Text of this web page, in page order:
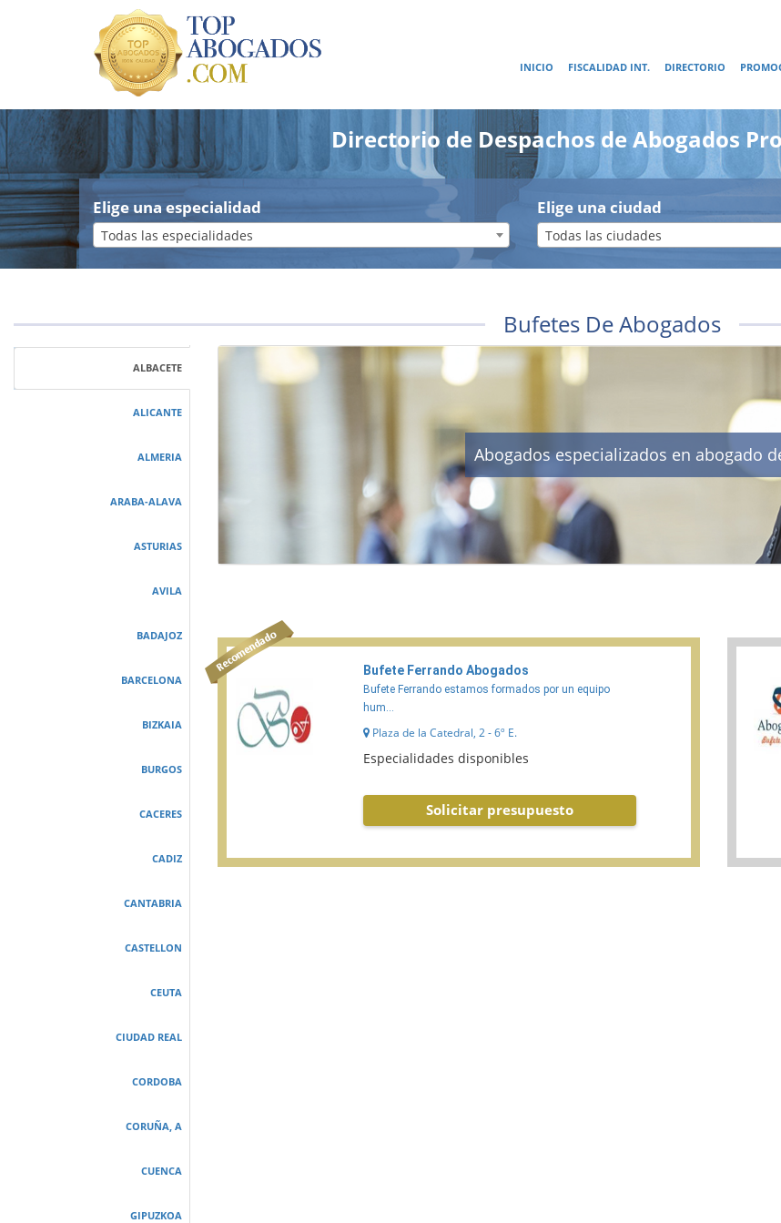
INICIO FISCALIDAD INT. DIRECTORIO
Directorio de Despachos de Abogados
Elige una especialidad
Todas las especialidades
Elige una ciudad
Todas las ciudades
Bufetes De Abogados
ALBACETE
ALICANTE
ALMERIA
ARABA-ALAVA
ASTURIAS
AVILA
BADAJOZ
BARCELONA
BIZKAIA
BURGOS
CACERES
CADIZ
CANTABRIA
CASTELLON
CEUTA
CIUDAD REAL
CORDOBA
CORUÑA, A
CUENCA
GIPUZKOA
Abogados especializados en abogado
Bufete Ferrando Abogados
Bufete Ferrando estamos formados por un equipo
hum...
Plaza de la Catedral, 2 - 6º E.
Especialidades disponibles
Solicitar presupuesto